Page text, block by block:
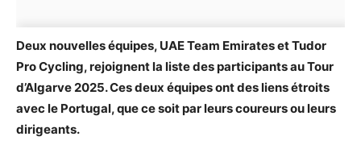
Deux nouvelles équipes, UAE Team Emirates et Tudor
Pro Cycling, rejoignent la liste des participants au Tour
d’Algarve 2025. Ces deux équipes ont des liens étroits
avec le Portugal, que ce soit par leurs coureurs ou leurs
dirigeants.